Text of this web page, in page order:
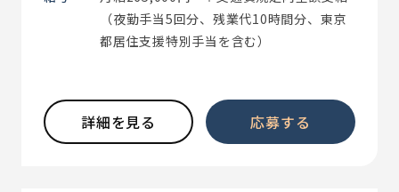
（夜勤手当5回分、残業代10時間分、東京
都居住支援特別手当を含む）
詳細を見る 応募する